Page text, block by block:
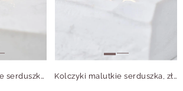
Kolczyki kryształowe serduszka, złoty S205023Z00 Kolczyki malutkie serduszka, złoty S205921Z00